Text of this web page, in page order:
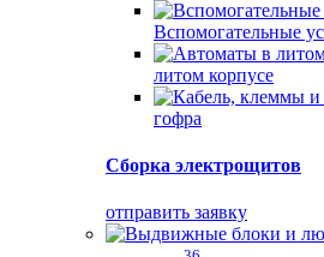
Вспомогательные
литом корпусе
гофра
Сборка электрощитов
отправить заявку